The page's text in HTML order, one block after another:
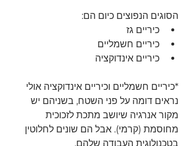
הסוגים הנפוצים כיום הם:
כיריים גז
כיריים חשמליים
כיריים אינדוקציה
*כיריים חשמליים וכיריים אינדוקציה אולי
נראים דומה על פני השטח, בשניהם יש
מקור אנרגיה שיושב מתכת לזכוכית
מחוסמת (קרמי). אבל הם שונים לחלוטין
בטכנולוגית העבודה שלהם.